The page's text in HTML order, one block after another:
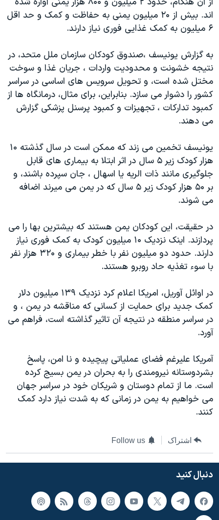
دادگاه حمید نوری
چهل سال گروگان‌گیری
اعتراضات مردمی آبان ۹۸
اسرائیل در جنگ
نرگس محمدی برنده جایزه نوبل صلح
همایش محافظه‌کاران آمریکا «سی‌پک»
سفر پرزیدنت ترامپ به چین
اند. بیش از ۲۰ میلیون یمنی به حفاظت و کمک و حد اقل
۶ میلیون به کمک غذایی فوری نیاز دارند.
به گزارش یونیسف ،صندوق کودکان سازمان ملل متحد، در
نتیجه خشونت و محدودیت واردات ، جریان غذا و سوخت
مختل شده است، و تحویل سرویس های اساسی در سراسر
کشور را دشوار می سازد. بنابراین، برای مثال، درمانگاه ها از
کمبود تدارکات ، تجهیزات و کمبود پرسنل پزشکی گزارش
می دهند.
یونیسف تخمین می زند که ممکن است در سال گذشته ۱۰
هزار کودک زیر ۵ سال در اثر ابتلا به بیماری های قابل
جلوگیری مانند ذات الریه یا اسهال ، جان سپرده باشند، و
بر ۵۰ هزار کودک زیر ۵ سال که در یمن می میرند اضافه
می شوند.
در حقیقت، این کودکان یمن هستند که بیشترین بها را می
پردازند. اینک نزدیک ۱۰ میلیون کودک به کمک فوری نیاز
دارند. حدود دو میلیون نفر با خطر بیماری و ۳۲۰ هزار نفر
با سوء تغذیه حاد روبرو هستند.
در اوائل آوریل، امریکا اعلام کرد نزدیک ۱۳۹ میلیون دلار
کمک جدید برای حمایت از کسانی که مناقشه در یمن ، و
در سراسر منطقه در نتیجه آن تاثیر گذاشته است، فراهم می
آورد.
آمریکا علیرغم فضای عملیاتی پیچیده و نا امن، پاسخ
بشردوستانه نیرومندی را به بحران در یمن بسیج کرده
است. ما از تمام دوستان و شریکان خود در سراسر جهان
می خواهیم به یمن در زمانی که به شدت نیاز دارد کمک
کنند.
اشتراک Follow us
دنبال کنید